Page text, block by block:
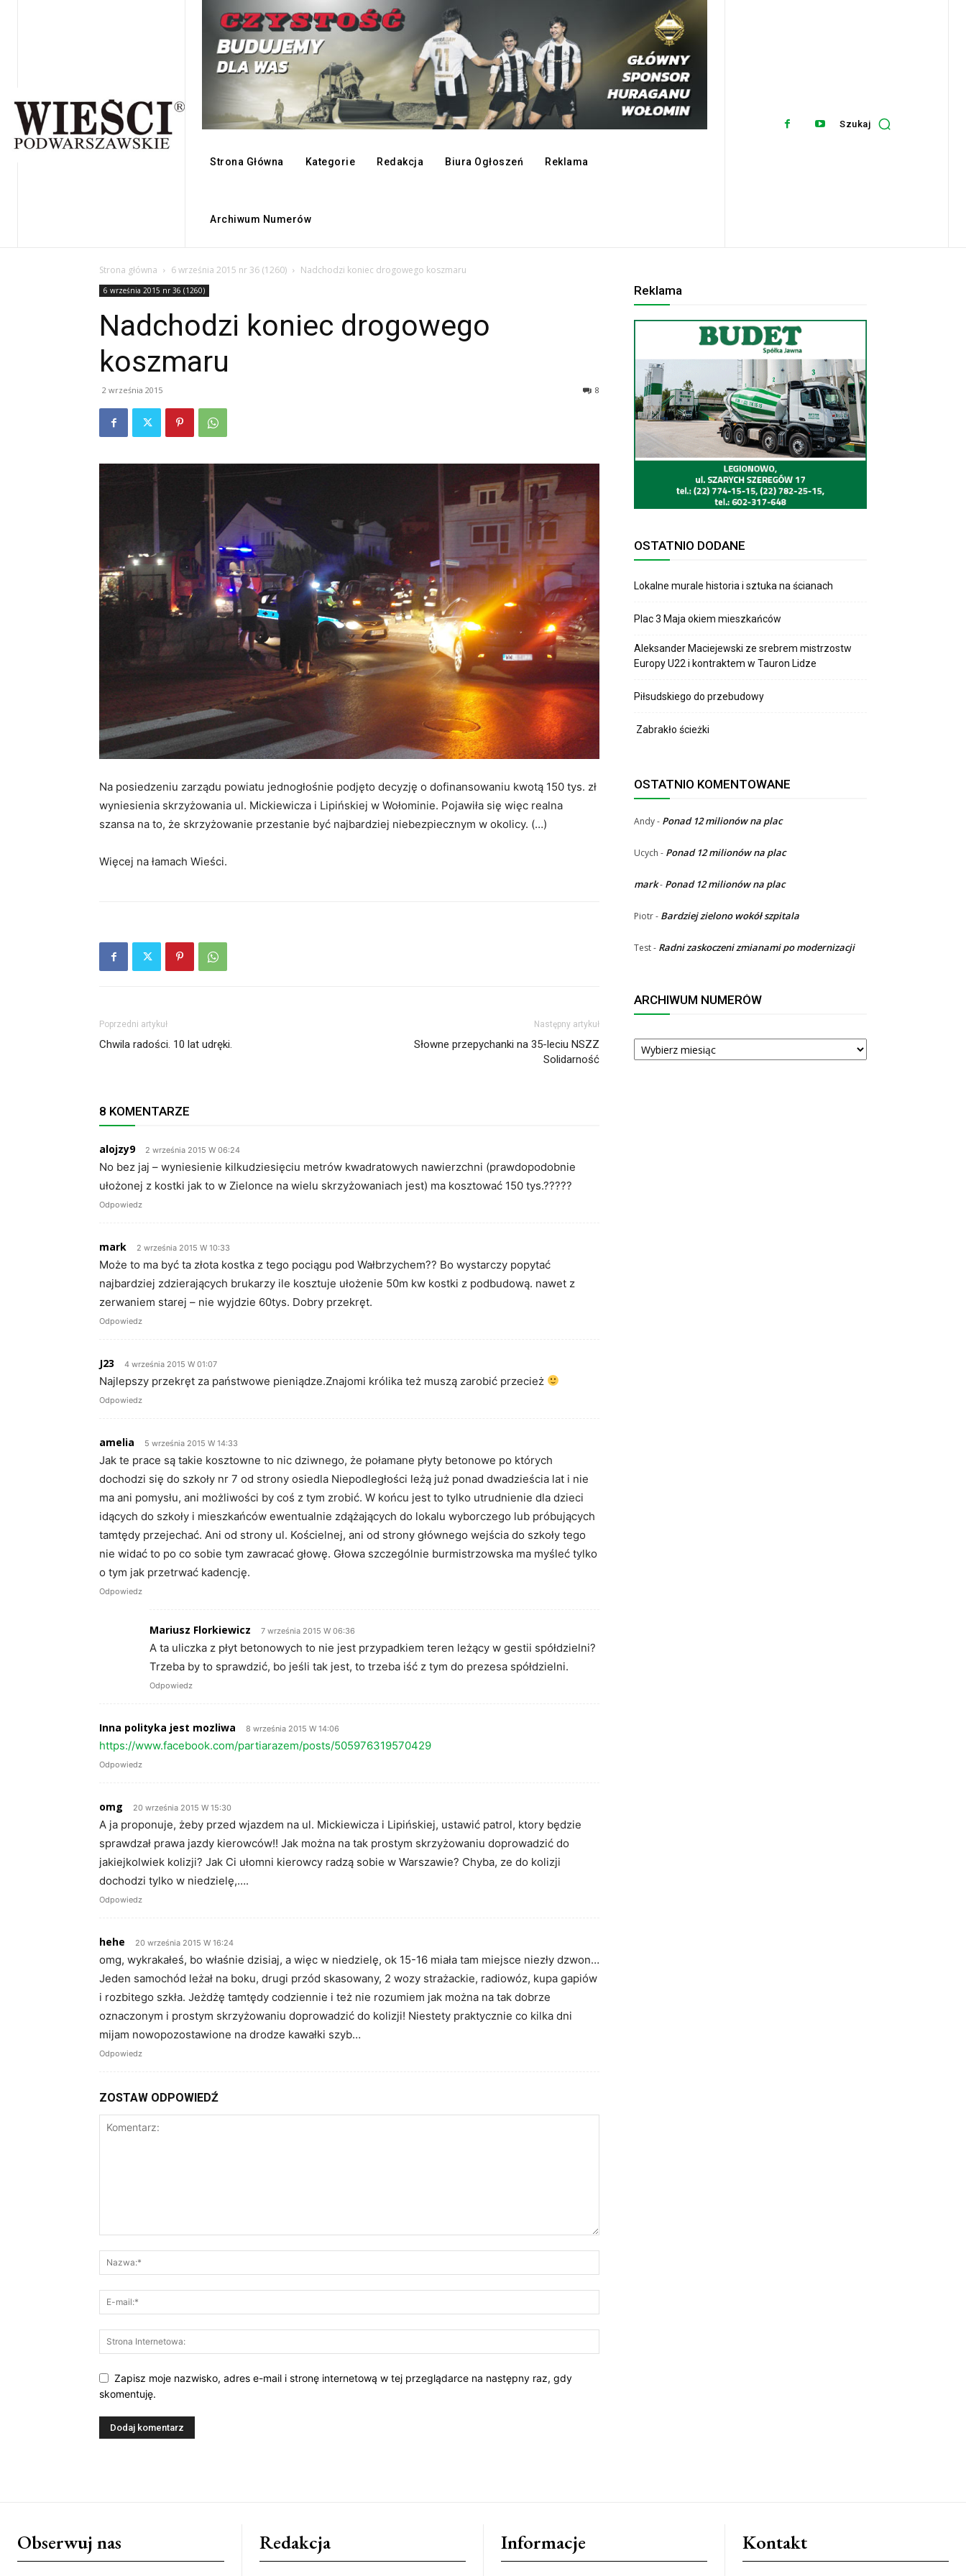
Strona Główna Kategorie Redakcja Biura Ogłoszeń Reklama
Archiwum Numerów
Szukaj
Strona główna 6 września 2015 nr 36 (1260) Nadchodzi koniec drogowego koszmaru
6 września 2015 nr 36 (1260)
Nadchodzi koniec drogowego
koszmaru
2 września 2015 8
Na posiedzeniu zarządu powiatu jednogłośnie podjęto decyzję o dofinansowaniu kwotą 150 tys. zł
wyniesienia skrzyżowania ul. Mickiewicza i Lipińskiej w Wołominie. Pojawiła się więc realna
szansa na to, że skrzyżowanie przestanie być najbardziej niebezpiecznym w okolicy. (…)
Więcej na łamach Wieści.
Poprzedni artykuł
Chwila radości. 10 lat udręki.
Następny artykuł
Słowne przepychanki na 35-leciu NSZZ
Solidarność
8 KOMENTARZE
alojzy9 2 września 2015 W 06:24
No bez jaj – wyniesienie kilkudziesięciu metrów kwadratowych nawierzchni (prawdopodobnie
ułożonej z kostki jak to w Zielonce na wielu skrzyżowaniach jest) ma kosztować 150 tys.?????
Odpowiedz
mark 2 września 2015 W 10:33
Może to ma być ta złota kostka z tego pociągu pod Wałbrzychem?? Bo wystarczy popytać
najbardziej zdzierających brukarzy ile kosztuje ułożenie 50m kw kostki z podbudową. nawet z
zerwaniem starej – nie wyjdzie 60tys. Dobry przekręt.
Odpowiedz
J23 4 września 2015 W 01:07
Najlepszy przekręt za państwowe pieniądze.Znajomi królika też muszą zarobić przecież
Odpowiedz
amelia 5 września 2015 W 14:33
Jak te prace są takie kosztowne to nic dziwnego, że połamane płyty betonowe po których
dochodzi się do szkoły nr 7 od strony osiedla Niepodległości leżą już ponad dwadzieścia lat i nie
ma ani pomysłu, ani możliwości by coś z tym zrobić. W końcu jest to tylko utrudnienie dla dzieci
idących do szkoły i mieszkańców ewentualnie zdążających do lokalu wyborczego lub próbujących
tamtędy przejechać. Ani od strony ul. Kościelnej, ani od strony głównego wejścia do szkoły tego
nie widać to po co sobie tym zawracać głowę. Głowa szczególnie burmistrzowska ma myśleć tylko
o tym jak przetrwać kadencję.
Odpowiedz
Mariusz Florkiewicz 7 września 2015 W 06:36
A ta uliczka z płyt betonowych to nie jest przypadkiem teren leżący w gestii spółdzielni?
Trzeba by to sprawdzić, bo jeśli tak jest, to trzeba iść z tym do prezesa spółdzielni.
Odpowiedz
Inna polityka jest mozliwa 8 września 2015 W 14:06
https://www.facebook.com/partiarazem/posts/505976319570429
Odpowiedz
omg 20 września 2015 W 15:30
A ja proponuje, żeby przed wjazdem na ul. Mickiewicza i Lipińskiej, ustawić patrol, ktory będzie
sprawdzał prawa jazdy kierowców!! Jak można na tak prostym skrzyżowaniu doprowadzić do
jakiejkolwiek kolizji? Jak Ci ułomni kierowcy radzą sobie w Warszawie? Chyba, ze do kolizji
dochodzi tylko w niedzielę,….
Odpowiedz
hehe 20 września 2015 W 16:24
omg, wykrakałeś, bo właśnie dzisiaj, a więc w niedzielę, ok 15-16 miała tam miejsce niezły dzwon…
Jeden samochód leżał na boku, drugi przód skasowany, 2 wozy strażackie, radiowóz, kupa gapiów
i rozbitego szkła. Jeżdżę tamtędy codziennie i też nie rozumiem jak można na tak dobrze
oznaczonym i prostym skrzyżowaniu doprowadzić do kolizji! Niestety praktycznie co kilka dni
mijam nowopozostawione na drodze kawałki szyb…
Odpowiedz
ZOSTAW ODPOWIEDŹ
Zapisz moje nazwisko, adres e-mail i stronę internetową w tej przeglądarce na następny raz, gdy
skomentuję.
Reklama
OSTATNIO DODANE
Lokalne murale historia i sztuka na ścianach
Plac 3 Maja okiem mieszkańców
Aleksander Maciejewski ze srebrem mistrzostw
Europy U22 i kontraktem w Tauron Lidze
Piłsudskiego do przebudowy
Zabrakło ścieżki
OSTATNIO KOMENTOWANE
Andy- Ponad 12 milionów na plac
Ucych - Ponad 12 milionów na plac
mark- Ponad 12 milionów na plac
Piotr- Bardziej zielono wokół szpitala
Test- Radni zaskoczeni zmianami po modernizacji
ARCHIWUM NUMERÓW
ARCHIWUM
NUMERÓW
Obserwuj nas Redakcja Informacje Kontakt